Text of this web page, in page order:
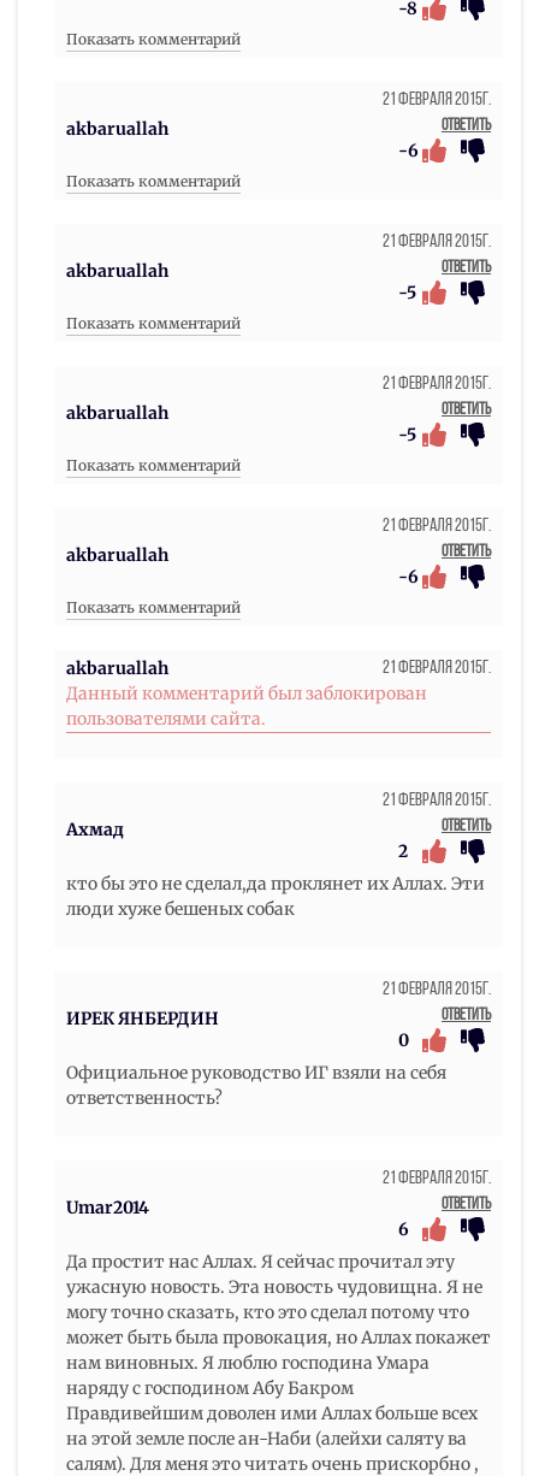
-8
Показать комментарий
akbaruallah
21 Февраля 2015г.
Ответить
-6
Показать комментарий
akbaruallah
21 Февраля 2015г.
Ответить
-5
Показать комментарий
akbaruallah
21 Февраля 2015г.
Ответить
-5
Показать комментарий
akbaruallah
21 Февраля 2015г.
Ответить
-6
Показать комментарий
akbaruallah 21 Февраля 2015г.
Данный комментарий был заблокирован
пользователями сайта.
Ахмад
21 Февраля 2015г.
Ответить
2
кто бы это не сделал,да проклянет их Аллах. Эти
люди хуже бешеных собак
ИРЕК ЯНБЕРДИН
21 Февраля 2015г.
Ответить
0
Официальное руководство ИГ взяли на себя
ответственность?
Umar2014
21 Февраля 2015г.
Ответить
6
Да простит нас Аллах. Я сейчас прочитал эту
ужасную новость. Эта новость чудовищна. Я не
могу точно сказать, кто это сделал потому что
может быть была провокация, но Аллах покажет
нам виновных. Я люблю господина Умара
наряду с господином Абу Бакром
Правдивейшим доволен ими Аллах больше всех
на этой земле после ан-Наби (алейхи саляту ва
салям). Для меня это читать очень прискорбно ,